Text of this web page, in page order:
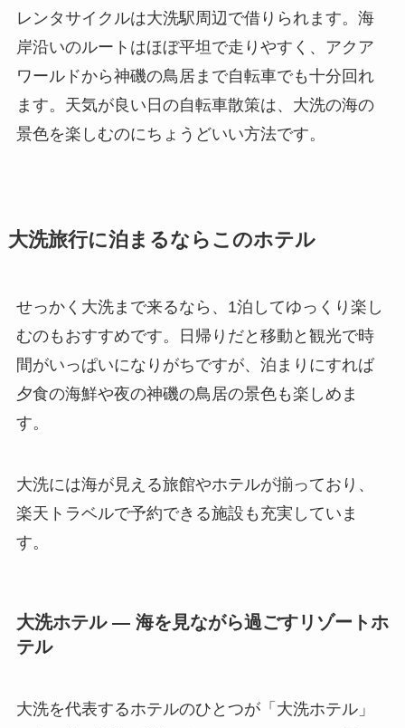
レンタサイクルは大洗駅周辺で借りられます。海
岸沿いのルートはほぼ平坦で走りやすく、アクア
ワールドから神磯の鳥居まで自転車でも十分回れ
ます。天気が良い日の自転車散策は、大洗の海の
景色を楽しむのにちょうどいい方法です。
大洗旅行に泊まるならこのホテル
せっかく大洗まで来るなら、1泊してゆっくり楽し
むのもおすすめです。日帰りだと移動と観光で時
間がいっぱいになりがちですが、泊まりにすれば
夕食の海鮮や夜の神磯の鳥居の景色も楽しめま
す。
大洗には海が見える旅館やホテルが揃っており、
楽天トラベルで予約できる施設も充実していま
す。
大洗ホテル — 海を見ながら過ごすリゾートホ
テル
大洗を代表するホテルのひとつが「大洗ホテル」